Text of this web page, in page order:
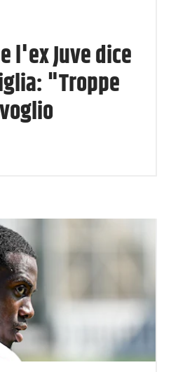
l'ex Juve dice
"Troppe